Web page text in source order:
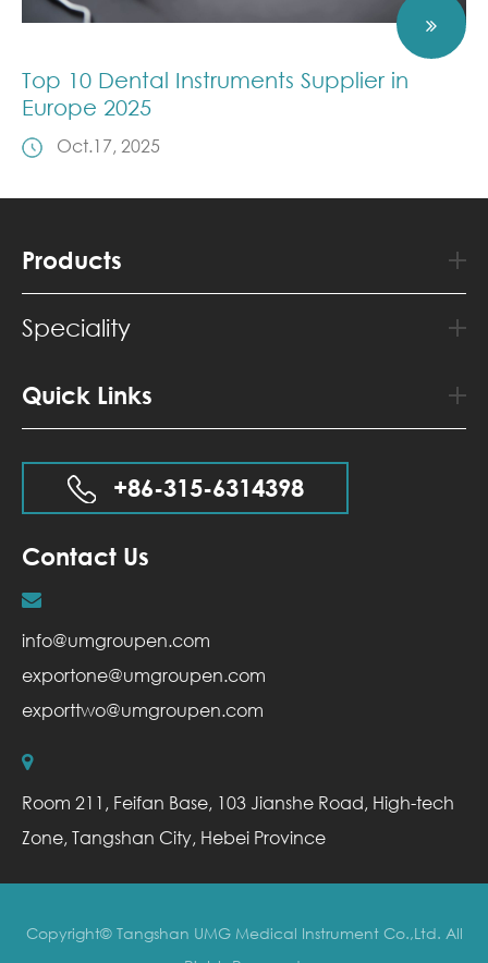
Top 10 Dental Instruments Supplier in
Europe 2025
Oct.17, 2025
Products
Speciality
Quick Links
+86-315-6314398
Contact Us
info@umgroupen.com
exportone@umgroupen.com
exporttwo@umgroupen.com
Room 211, Feifan Base, 103 Jianshe Road, High-tech
Zone, Tangshan City, Hebei Province
Copyright© Tangshan UMG Medical Instrument Co.,Ltd. All